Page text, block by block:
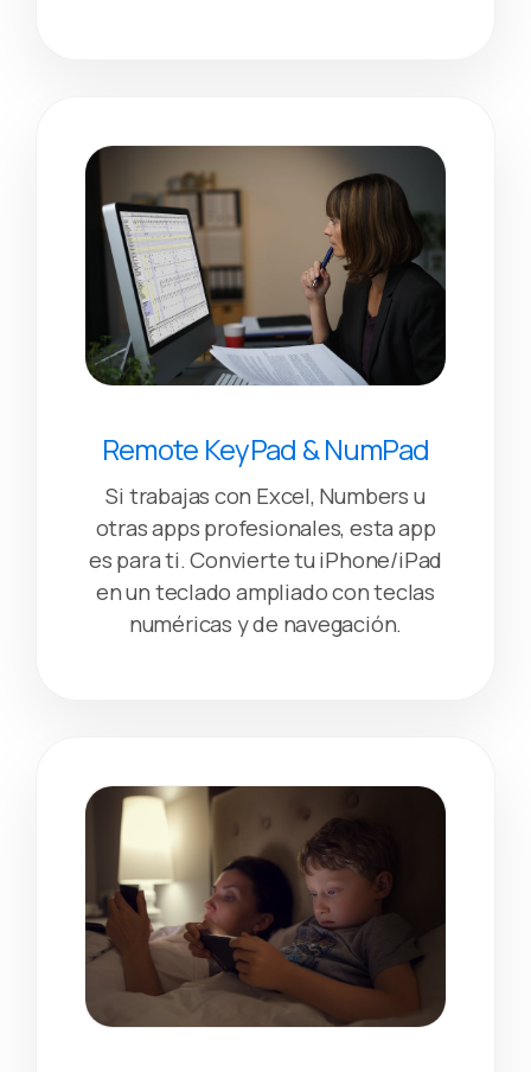
Remote KeyPad & NumPad
Si trabajas con Excel, Numbers u
otras apps profesionales, esta app
es para ti. Convierte tu iPhone/iPad
en un teclado ampliado con teclas
numéricas y de navegación.